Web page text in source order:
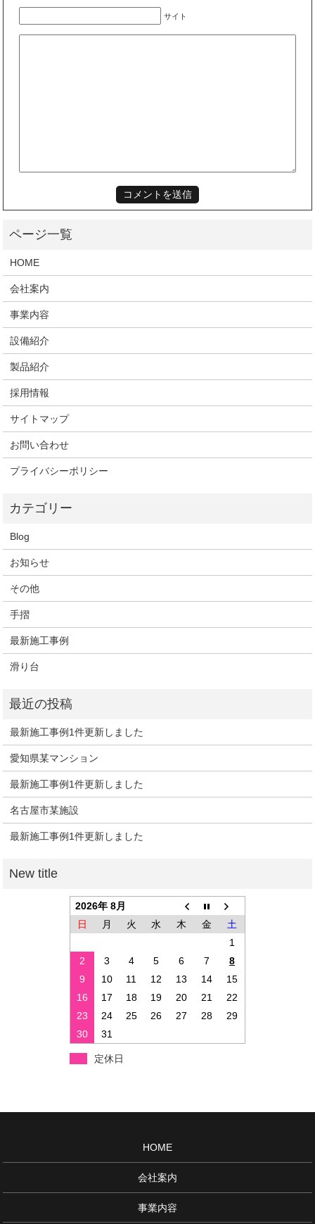
サイト
HOME
会社案内
事業内容
設備紹介
製品紹介
採用情報
サイトマップ
お問い合わせ
プライバシーポリシー
Blog
お知らせ
その他
手摺
最新施工事例
滑り台
最新施工事例1件更新しました
愛知県某マンション
最新施工事例1件更新しました
名古屋市某施設
最新施工事例1件更新しました
2026年 8月
日
月 火 水 木 金
土
1
2
3 4 5 6 7
8
9
10 11 12 13 14
15
16
17 18 19 20 21
22
23
24 25 26 27 28
29
30
31
定休日
HOME
会社案内
事業内容